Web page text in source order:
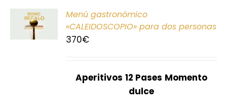
Menú gastronómico
«CALEIDOSCOPIO» para dos personas
370€
Aperitivos 12 Pases Momento
dulce